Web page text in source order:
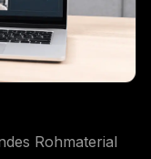
Rohmaterial